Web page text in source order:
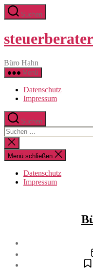
Zum
Inhalt Suchen
Büro Hahn
Menü
Datenschutz
Impressum
Suchen
Suche
nach:
Suche
schließen
Menü schließen
Datenschutz
Impressum